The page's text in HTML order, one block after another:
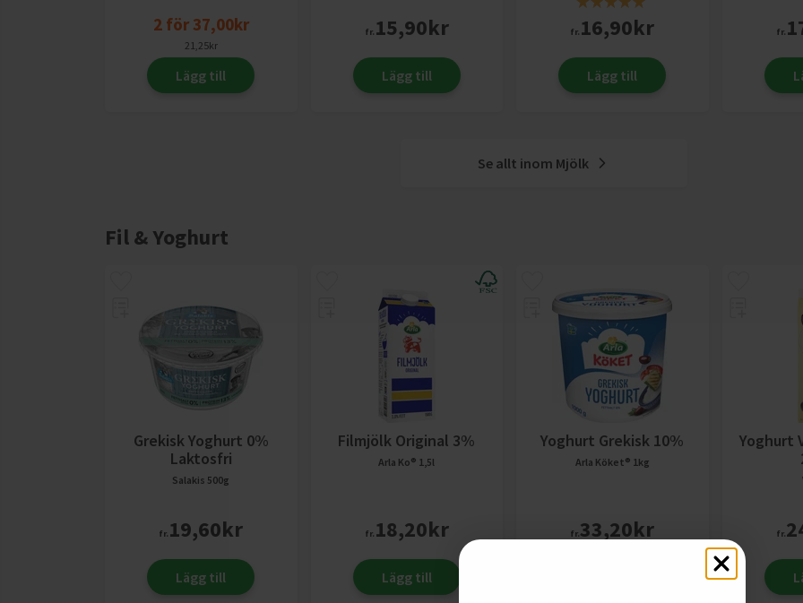
2för 37,00kr
21,25kr
Lägg till
fr. 15,90kr
Lägg till
fr. 16,90kr
Lägg till
fr.
Se allt inom Mjölk
Fil & Yoghurt
Grekisk Yoghurt 0%
Laktosfri
Salakis 500g
fr. 19,60kr
Lägg till
Filmjölk Original 3%
Arla Ko® 1,5l
fr. 18,20kr
Lägg till
Yoghurt Grekisk 10%
Arla Köket® 1kg
fr.33,20kr
Yoghurt
fr.